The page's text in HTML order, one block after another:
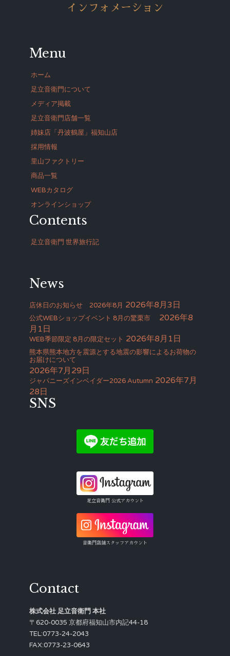
インフォメーション
Menu
ホーム
足立音衛門について
メディア掲載
足立音衛門店舗一覧
姉妹店「丹波鶴屋」福知山店
採用情報
里山ファクトリー
商品一覧
WEBカタログ
オンラインショップ
Contents
足立音衛門 世界旅行記
News
店休日のお知らせ 2026年8月 2026年8月3日
公式WEBショップイベント 8月の驚栗市
2026年8
月1日
WEB季節限定 8月の限定セット 2026年8月1日
熊本県熊本地方を震源とする地震の影響によるお荷物の
お届けについて
2026年7月29日
ジャパニーズインベイダー2026 Autumn 2026年7月
28日
SNS
足立音衛門 公式アカウント
音衛門店舗スタッフアカウント
Contact
株式会社 足立音衛門 本社
〒620-0035 京都府福知山市内記44-18
TEL:0773-24-2043
FAX:0773-23-0643